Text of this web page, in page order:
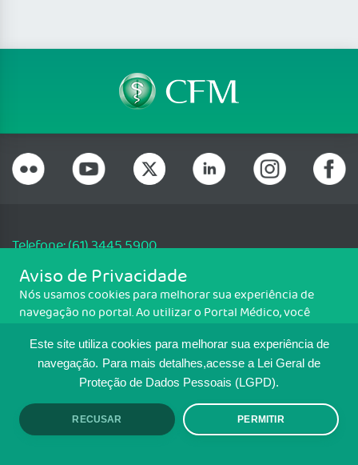
Este site utiliza cookies para melhorar sua experiência de
navegação. Para mais detalhes,acesse a Lei Geral de
Proteção de Dados Pessoais (LGPD).
RECUSAR PERMITIR
Telefone: (61) 3445 5900
Email: cfm@portalmedico.org.br
SGAS 616, Conjunto D, Lote 115, L2 Sul, Brasília/DF - CEP: 70200-760 -
CNPJ: 33.583.550/0001-30
MAPA DO SITE
TRANSPARÊNCIA E PRESTAÇÃO DE
CONTAS
Aviso de Privacidade
Nós usamos cookies para melhorar sua experiência de
navegação no portal. Ao utilizar o Portal Médico, você
Para ter mais informações sobre como isso é feito, acesse
Política de cookies. Se você concorda, clique em ACEITO.
ACEITO